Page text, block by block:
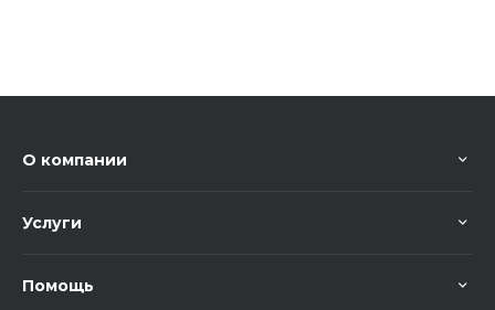
О компании
Услуги
Помощь